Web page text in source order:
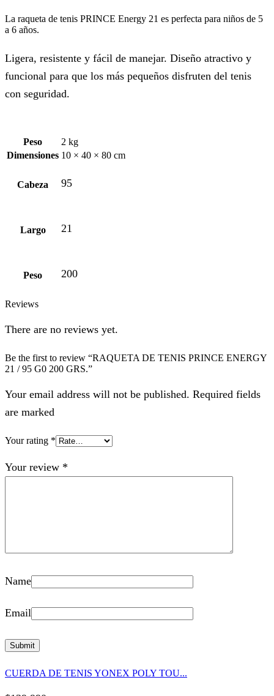
La raqueta de tenis PRINCE Energy 21 es perfecta para niños de 5
a 6 años.
Ligera, resistente y fácil de manejar. Diseño atractivo y
funcional para que los más pequeños disfruten del tenis
con seguridad.
Peso
2 kg
Dimensiones 10 × 40 × 80 cm
Cabeza 95
Largo 21
Peso 200
Reviews
There are no reviews yet.
Be the first to review “RAQUETA DE TENIS PRINCE ENERGY
21 / 95 G0 200 GRS.”
Your email address will not be published. Required fields
are marked
Your rating *
Your review *
Name
Email
CUERDA DE TENIS YONEX POLY TOU...